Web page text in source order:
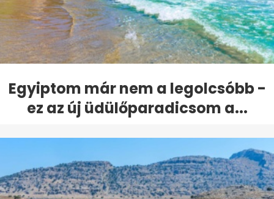
Egyiptom már nem a legolcsóbb -
ez az új üdülőparadicsom a...